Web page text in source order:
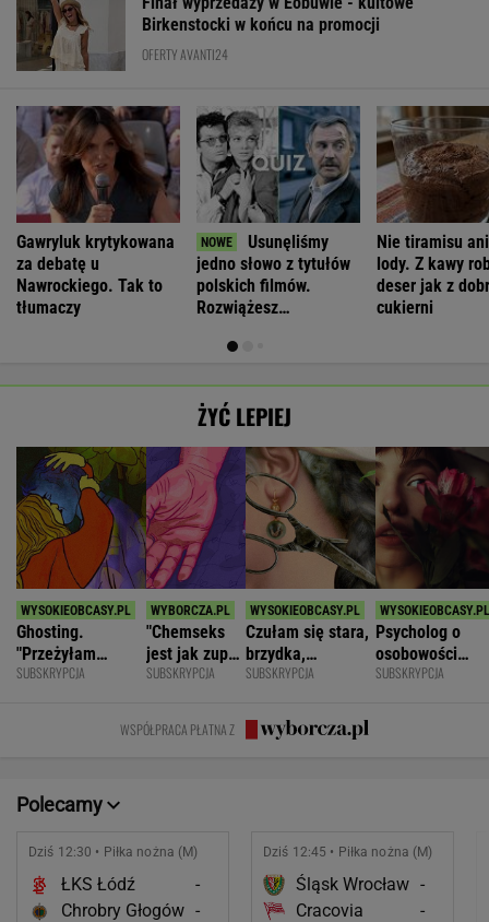
Birkenstocki w końcu na promocji
OFERTY AVANTI24
Gawryluk krytykowana
za debatę u
Nawrockiego. Tak to
tłumaczy
Usunęliśmy
jedno słowo z tytułów
polskich filmów.
Rozwiążesz
Nie tiramisu
lody. Z kawy
deser jak z
cukierni
ŻYĆ LEPIEJ
Ghosting.
"Przeżyłam
najpiękniejszy
SUBSKRYPCJA
"Chemseks
jest jak zupa.
Nażresz się,
znów jesteś
głodny"
SUBSKRYPCJA
Czułam się stara,
brzydka,
niepotrzebna.
mnie dla młodszej
SUBSKRYPCJA
Psycholog o
osobowości
narcystycznej:
SUBSKRYPCJA
WSPÓŁPRACA PŁATNA Z
Polecamy
Dziś 12:30 • Piłka nożna (M)
ŁKS Łódź
-
Chrobry Głogów -
Dziś 12:45 • Piłka nożna (M)
Śląsk Wrocław -
Cracovia
-